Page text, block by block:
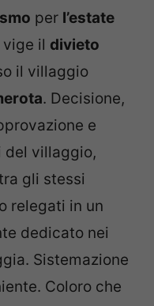
per l’estate
il divieto
il villaggio
. Decisione,
e
del villaggio,
gli stessi
relegati in un
dedicato nei
Sistemazione
Coloro che